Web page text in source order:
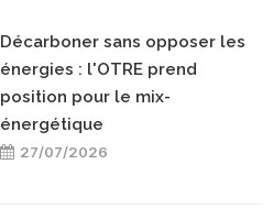
Décarboner sans opposer les
énergies : l'OTRE prend
position pour le mix-
énergétique
27/07/2026